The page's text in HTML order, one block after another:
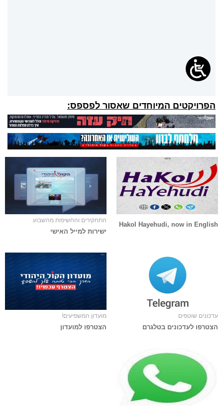
הפרויקטים המיוחדים שאסור לפספס:
Hakol Hayehudi, now in English
התחקירים והחשיפות מהשבוע
ישירות למייל האישי
עדכונים שוטפים
הצטרפו לעדכונים בטלגרם
מועדון המשפיעים!
הצטרפו למועדון